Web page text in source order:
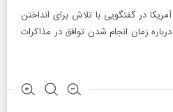
در گفتگویی با تلاش برای انداختن
زمان انجام شدن توافق در مذاکرات